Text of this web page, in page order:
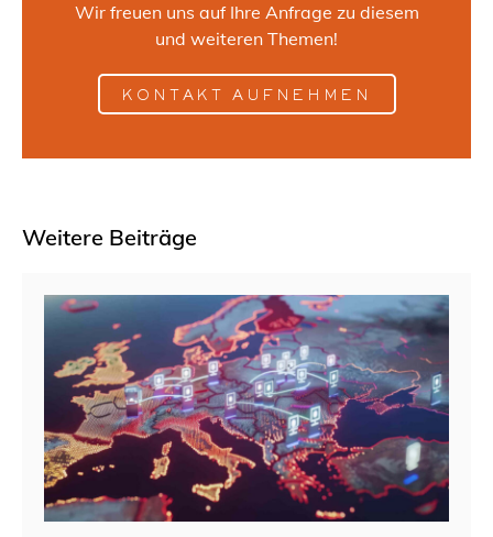
Wir freuen uns auf Ihre Anfrage zu diesem
und weiteren Themen!
KONTAKT AUFNEHMEN
Weitere Beiträge